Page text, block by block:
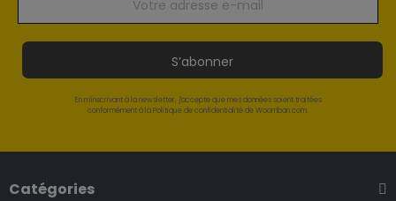
S’abonner
En m'inscrivant à la newsletter, j'accepte que mes données soient traitées
conformément à la Politique de confidentialité de Woomban.com.
Catégories